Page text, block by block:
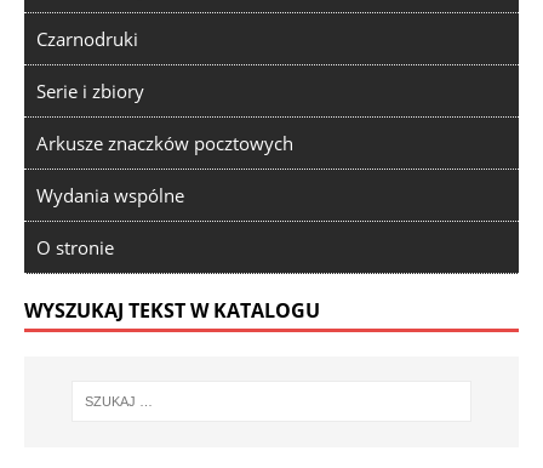
Czarnodruki
Serie i zbiory
Arkusze znaczków pocztowych
Wydania wspólne
O stronie
WYSZUKAJ TEKST W KATALOGU